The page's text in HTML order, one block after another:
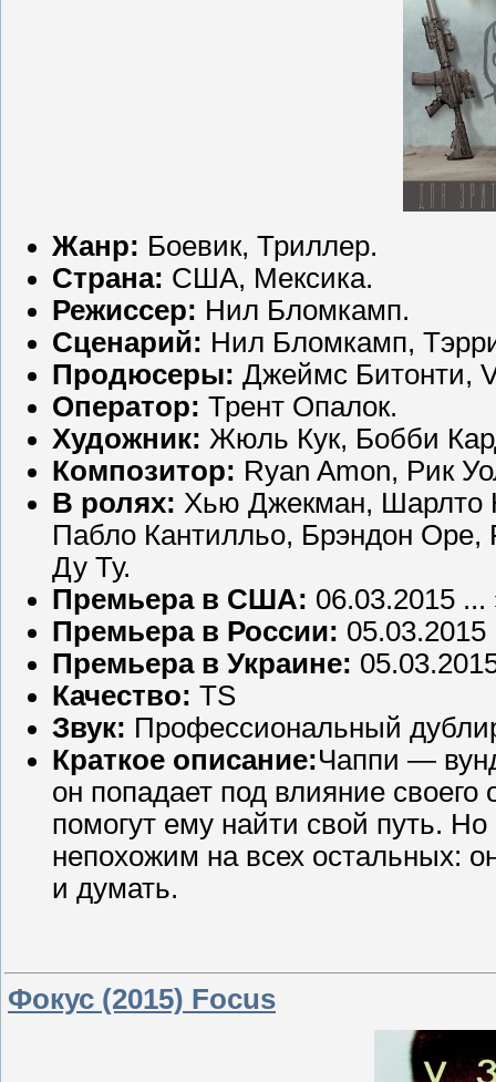
Жанр: Боевик, Триллер.
Страна: США, Мексика.
Режиссер: Нил Бломкамп.
Сценарий: Нил Бломкамп,
Продюсеры: Джеймс Битонти,
Оператор: Трент Опалок.
Художник: Жюль Кук, Бобби
Композитор: Ryan Amon, Рик
В ролях: Хью Джекман, Шарлто
Пабло Кантилльо, Брэндон
Ду Ту.
Премьера в США: 06.03.2015 ...
Премьера в России: 05.03.2015
Премьера в Украине:
Качество: TS
Звук: Профессиональный
Краткое описание:Чаппи —
он попадает под влияние
помогут ему найти свой путь.
непохожим на всех остальных:
и думать.
Фокус (2015) Focus